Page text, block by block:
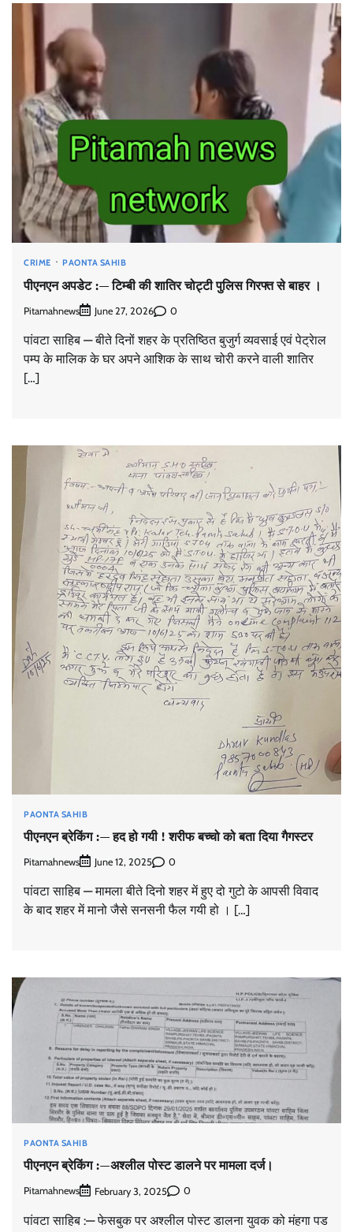
CRIME PAONTA SAHIB
पीएनएन अपडेट :— टिम्बी की शातिर चोट्टी पुलिस गिरफ्त से बाहर ।
Pitamahnews June 27, 2026 0
पांवटा साहिब — बीते दिनों शहर के प्रतिष्ठित बुजुर्ग व्यवसाई एवं पेट्रेाल
पम्प के मालिक के घर अपने आशिक के साथ चोरी करने वाली शातिर
[…]
PAONTA SAHIB
पीएनएन ब्रेकिंग :— हद हो गयी ! शरीफ बच्चो को बता दिया गैगस्टर
Pitamahnews June 12, 2025 0
पांवटा साहिब — मामला बीते दिनो शहर में हुए दो गुटो के आपसी विवाद
के बाद शहर में मानो जैसे सनसनी फैल गयी हो । […]
PAONTA SAHIB
पीएनएन ब्रेकिंग :—अश्लील पोस्ट डालने पर मामला दर्ज।
Pitamahnews February 3, 2025 0
पांवटा साहिब :— फेसबुक पर अश्लील पोस्ट डालना युवक को मंहगा पड